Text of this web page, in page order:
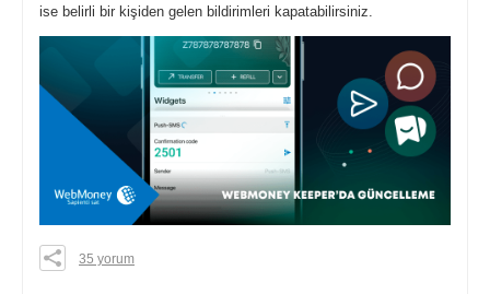
ise belirli bir kişiden gelen bildirimleri kapatabilirsiniz.
0
35 yorum